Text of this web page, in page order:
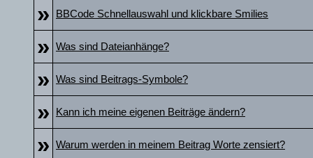
» BBCode Schnellauswahl und klickbare Smilies
» Was sind Dateianhänge?
» Was sind Beitrags-Symbole?
» Kann ich meine eigenen Beiträge ändern?
» Warum werden in meinem Beitrag Worte zensiert?